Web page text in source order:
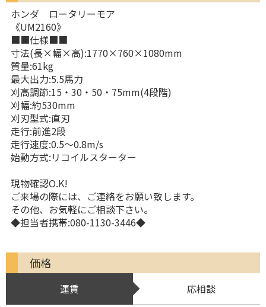
ホンダ ロータリーモア
《UM2160》
■■仕様■■
寸法(長×幅×高):1770×760×1080mm
質量:61kg
最大出力:5.5馬力
刈高調節:15・30・50・75mm(4段階)
刈幅:約530mm
刈刃型式:直刃
走行:前進2段
走行速度:0.5〜0.8m/s
始動方式:リコイルスターター
現物確認O.K!
ご来場の際には、ご連絡をお願い致します。
その他、お気軽にご相談下さい。
◆担当者携帯:080-1130-3446◆
価格
運賃 応相談